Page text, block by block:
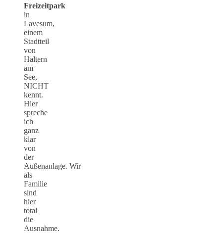
Freizeitpark
in
Lavesum,
einem
Stadtteil
von
Haltern
am
See,
NICHT
kennt.
Hier
spreche
ich
ganz
klar
von
der
Außenanlage. Wir
als
Familie
sind
hier
total
die
Ausnahme.